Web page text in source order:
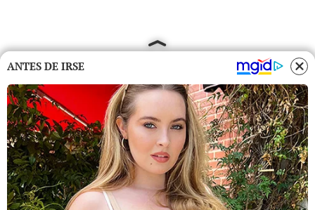
ANTES DE IRSE